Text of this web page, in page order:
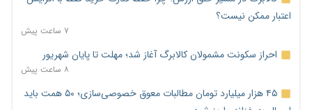
اعتبار ممکن نیست؟
۷ ساعت پیش
احراز سکونت مشمولان کالابرگ آغاز شد؛ مهلت تا پایان شهریور
۸ ساعت پیش
۴۵ هزار میلیارد تومان مطالبات معوق خصوصی‌سازی؛ ۵۰ همت باید